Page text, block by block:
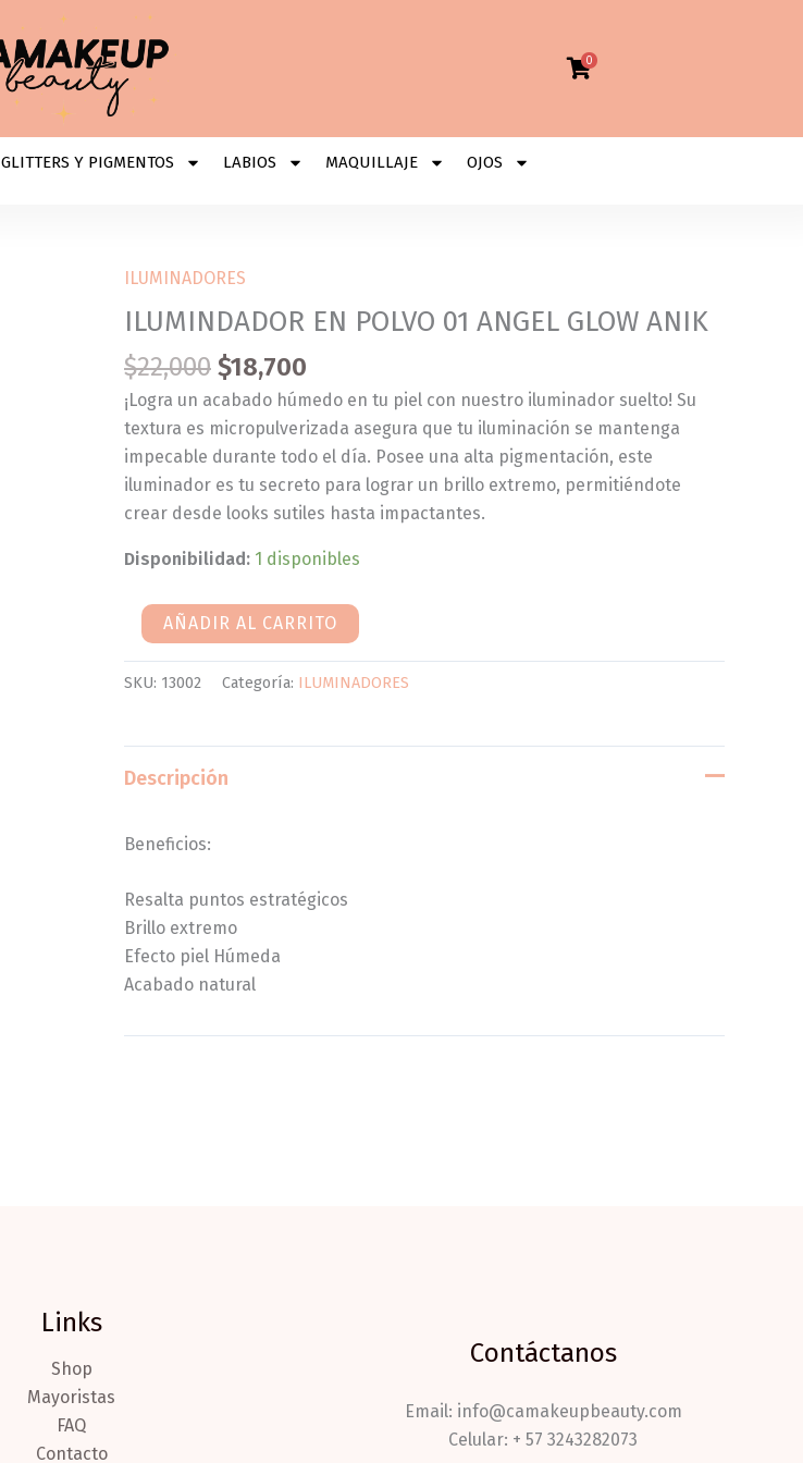
0
GLITTERS Y PIGMENTOS LABIOS MAQUILLAJE OJOS
ILUMINADORES
ILUMINDADOR EN POLVO 01 ANGEL GLOW ANIK
$22,000 $18,700
¡Logra un acabado húmedo en tu piel con nuestro iluminador suelto! Su
textura es micropulverizada asegura que tu iluminación se mantenga
impecable durante todo el día. Posee una alta pigmentación, este
iluminador es tu secreto para lograr un brillo extremo, permitiéndote
crear desde looks sutiles hasta impactantes.
Disponibilidad: 1 disponibles
ILUMINDADOR
EN
01
ANGEL
GLOW
ANIK
cantidad
AÑADIR AL CARRITO
SKU: 13002 Categoría: ILUMINADORES
Descripción
Beneficios:
Resalta puntos estratégicos
Brillo extremo
Efecto piel Húmeda
Acabado natural
Links
Shop
Mayoristas
FAQ
Contacto
Contáctanos
Email: info@camakeupbeauty.com
Celular: + 57 3243282073